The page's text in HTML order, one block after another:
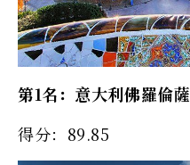
第1名：意大利佛羅倫薩
得分：89.85